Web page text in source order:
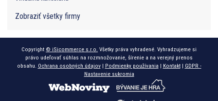
Zobraziť všetky firmy
Copyright © iSicommerce s.r.o. Všetky práva vyhradené. Vyhradzujeme si
právo udeľovať súhlas na rozmnožovanie, šírenie a na verejný prenos
obsahu. Ochrana osobných údajov| Podmienky používania | Kontakt| GDPR -
Nastavenie sukromia